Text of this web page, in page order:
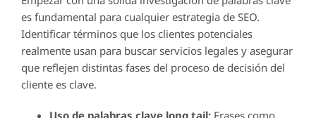
es fundamental para cualquier estrategia de SEO.
Identificar términos que los clientes potenciales
realmente usan para buscar servicios legales y asegurar
que reflejen distintas fases del proceso de decisión del
cliente es clave.
Uso de palabras clave long tail: Frases como